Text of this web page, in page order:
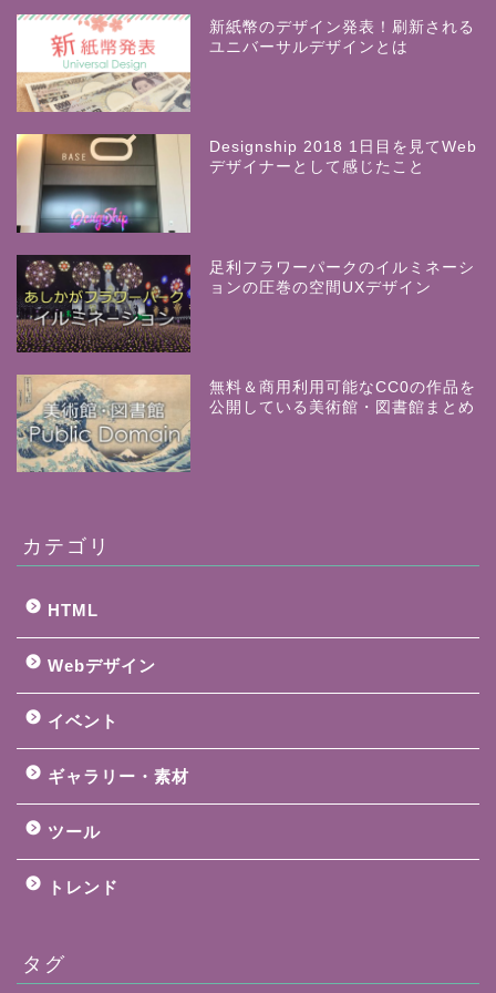
新紙幣のデザイン発表！刷新される
ユニバーサルデザインとは
Designship 2018 1日目を見てWeb
デザイナーとして感じたこと
足利フラワーパークのイルミネーシ
ョンの圧巻の空間UXデザイン
無料＆商用利用可能なCC0の作品を
公開している美術館・図書館まとめ
カテゴリ
HTML
Webデザイン
イベント
ギャラリー・素材
ツール
トレンド
タグ